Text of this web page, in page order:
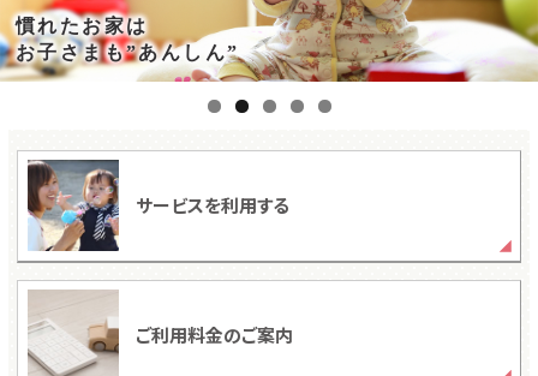
慣れたお家は
お子さまも”あんしん”
サービスを利用する
ご利用料金のご案内